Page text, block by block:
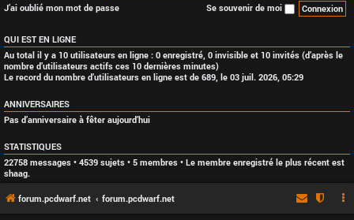
J’ai oublié mon mot de passe
Se souvenir de moi
QUI EST EN LIGNE
Au total il y a 10 utilisateurs en ligne : 0 enregistré, 0 invisible et 10 invités (d’après le
nombre d’utilisateurs actifs ces 10 dernières minutes)
Le record du nombre d’utilisateurs en ligne est de 689 , le 03 juil. 2026, 05:29
ANNIVERSAIRES
Pas d’anniversaire à fêter aujourd’hui
STATISTIQUES
22758 messages • 4539 sujets • 5 membres • Le membre enregistré le plus récent est
shaag.
forum.pcdwarf.net forum.pcdwarf.net